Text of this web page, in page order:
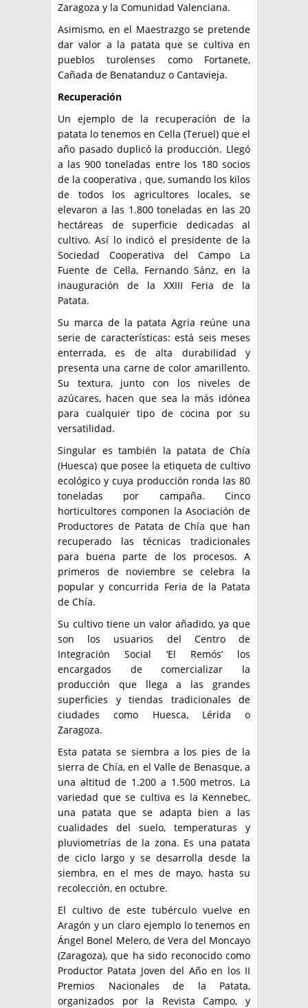
Zaragoza y la Comunidad Valenciana.
Asimismo, en el Maestrazgo se pretende
dar valor a la patata que se cultiva en
pueblos turolenses como Fortanete,
Cañada de Benatanduz o Cantavieja.
Recuperación
Un ejemplo de la recuperación de la
patata lo tenemos en Cella (Teruel) que el
año pasado duplicó la producción. Llegó
a las 900 toneladas entre los 180 socios
de la cooperativa , que, sumando los kilos
de todos los agricultores locales, se
elevaron a las 1.800 toneladas en las 20
hectáreas de superficie dedicadas al
cultivo. Así lo indicó el presidente de la
Sociedad Cooperativa del Campo La
Fuente de Cella, Fernando Sánz, en la
inauguración de la XXIII Feria de la
Patata.
Su marca de la patata Agria reúne una
serie de características: está seis meses
enterrada, es de alta durabilidad y
presenta una carne de color amarillento.
Su textura, junto con los niveles de
azúcares, hacen que sea la más idónea
para cualquier tipo de cocina por su
versatilidad.
Singular es también la patata de Chía
(Huesca) que posee la etiqueta de cultivo
ecológico y cuya producción ronda las 80
toneladas por campaña. Cinco
horticultores componen la Asociación de
Productores de Patata de Chía que han
recuperado las técnicas tradicionales
para buena parte de los procesos. A
primeros de noviembre se celebra la
popular y concurrida Feria de la Patata
de Chía.
Su cultivo tiene un valor añadido, ya que
son los usuarios del Centro de
Integración Social ‘El Remós’ los
encargados de comercializar la
producción que llega a las grandes
superficies y tiendas tradicionales de
ciudades como Huesca, Lérida o
Zaragoza.
Esta patata se siembra a los pies de la
sierra de Chía, en el Valle de Benasque, a
una altitud de 1.200 a 1.500 metros. La
variedad que se cultiva es la Kennebec,
una patata que se adapta bien a las
cualidades del suelo, temperaturas y
pluviometrías de la zona. Es una patata
de ciclo largo y se desarrolla desde la
siembra, en el mes de mayo, hasta su
recolección, en octubre.
El cultivo de este tubérculo vuelve en
Aragón y un claro ejemplo lo tenemos en
Ángel Bonel Melero, de Vera del Moncayo
(Zaragoza), que ha sido reconocido como
Productor Patata Joven del Año en los II
Premios Nacionales de la Patata,
organizados por la Revista Campo, y